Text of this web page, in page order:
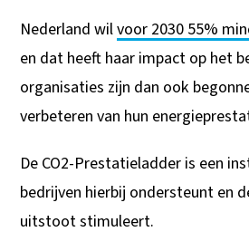
Nederland wilvoor 2030 55%
en dat heeft haar impact op het
organisaties zijn dan ook
verbeteren van hun
De CO2-Prestatieladder is een
bedrijven hierbij ondersteunt en
uitstoot stimuleert.